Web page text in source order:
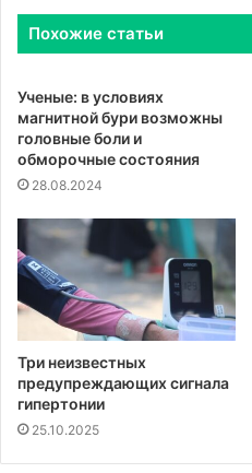
Похожие статьи
Ученые: в условиях
магнитной бури возможны
головные боли и
обморочные состояния
28.08.2024
Три неизвестных
предупреждающих сигнала
гипертонии
25.10.2025